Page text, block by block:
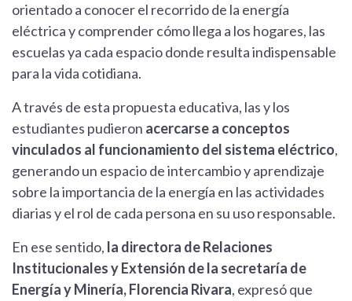
orientado a conocer el recorrido de la energía
eléctrica y comprender cómo llega a los hogares, las
escuelas ya cada espacio donde resulta indispensable
para la vida cotidiana.
A través de esta propuesta educativa, las y los
estudiantes pudieron acercarse a conceptos
vinculados al funcionamiento del sistema eléctrico,
generando un espacio de intercambio y aprendizaje
sobre la importancia de la energía en las actividades
diarias y el rol de cada persona en su uso responsable.
En ese sentido, la directora de Relaciones
Institucionales y Extensión de la secretaría de
Energía y Minería, Florencia Rivara, expresó que